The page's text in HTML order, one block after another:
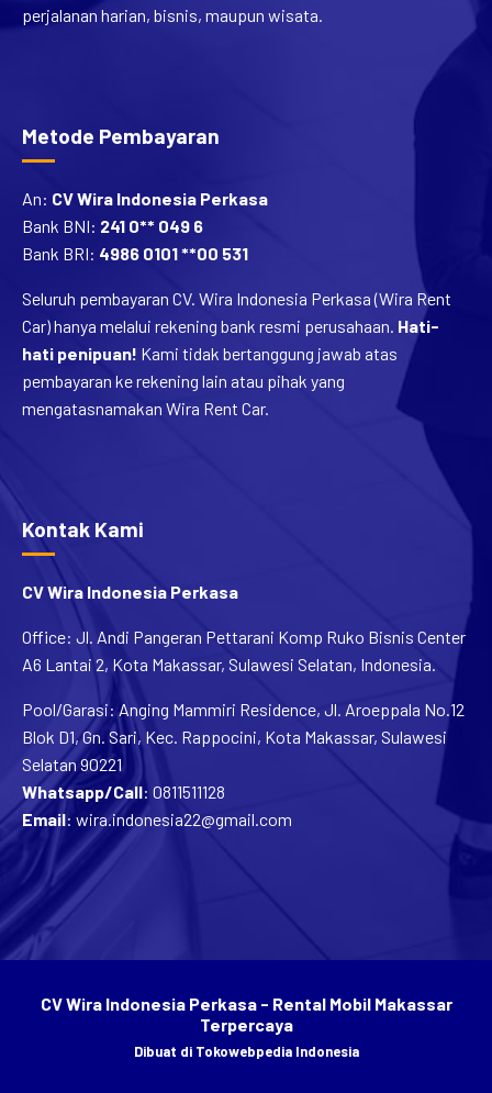
perjalanan harian, bisnis, maupun wisata.
Metode Pembayaran
An: CV Wira Indonesia Perkasa
Bank BNI: 241 0** 049 6
Bank BRI: 4986 0101 **00 531
Seluruh pembayaran CV. Wira Indonesia Perkasa (Wira Rent
Car) hanya melalui rekening bank resmi perusahaan. Hati-
hati penipuan! Kami tidak bertanggung jawab atas
pembayaran ke rekening lain atau pihak yang
mengatasnamakan Wira Rent Car.
Kontak Kami
CV Wira Indonesia Perkasa
Office: Jl. Andi Pangeran Pettarani Komp Ruko Bisnis Center
A6 Lantai 2, Kota Makassar, Sulawesi Selatan, Indonesia.
Pool/Garasi: Anging Mammiri Residence, Jl. Aroeppala No.12
Blok D1, Gn. Sari, Kec. Rappocini, Kota Makassar, Sulawesi
Selatan 90221
Whatsapp/Call: 0811511128
Email: wira.indonesia22@gmail.com
CV Wira Indonesia Perkasa - Rental Mobil Makassar
Terpercaya
Dibuat di Tokowebpedia Indonesia